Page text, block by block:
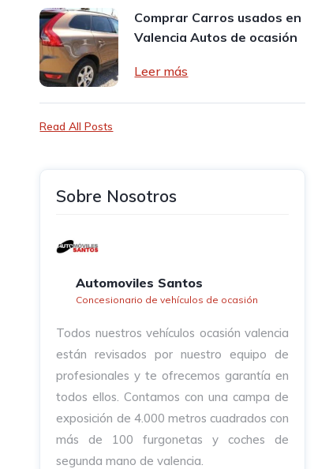
Comprar Carros usados en
Valencia Autos de ocasión
Leer más
Read All Posts
Sobre Nosotros
Automoviles Santos
Concesionario de vehículos de ocasión
Todos nuestros vehículos ocasión valencia
están revisados por nuestro equipo de
profesionales y te ofrecemos garantía en
todos ellos. Contamos con una campa de
exposición de 4.000 metros cuadrados con
más de 100 furgonetas y coches de
segunda mano de valencia.